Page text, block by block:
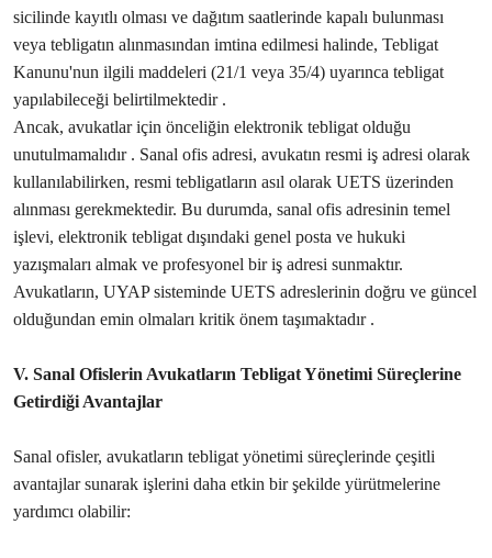
sicilinde kayıtlı olması ve dağıtım saatlerinde kapalı bulunması
veya tebligatın alınmasından imtina edilmesi halinde, Tebligat
Kanunu'nun ilgili maddeleri (21/1 veya 35/4) uyarınca tebligat
yapılabileceği belirtilmektedir .
Ancak, avukatlar için önceliğin elektronik tebligat olduğu
unutulmamalıdır . Sanal ofis adresi, avukatın resmi iş adresi olarak
kullanılabilirken, resmi tebligatların asıl olarak UETS üzerinden
alınması gerekmektedir. Bu durumda, sanal ofis adresinin temel
işlevi, elektronik tebligat dışındaki genel posta ve hukuki
yazışmaları almak ve profesyonel bir iş adresi sunmaktır.
Avukatların, UYAP sisteminde UETS adreslerinin doğru ve güncel
olduğundan emin olmaları kritik önem taşımaktadır .
V. Sanal Ofislerin Avukatların Tebligat Yönetimi Süreçlerine
Getirdiği Avantajlar
Sanal ofisler, avukatların tebligat yönetimi süreçlerinde çeşitli
avantajlar sunarak işlerini daha etkin bir şekilde yürütmelerine
yardımcı olabilir: